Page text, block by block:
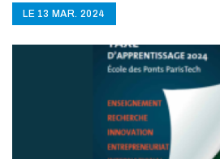
LE 13 MAR. 2024